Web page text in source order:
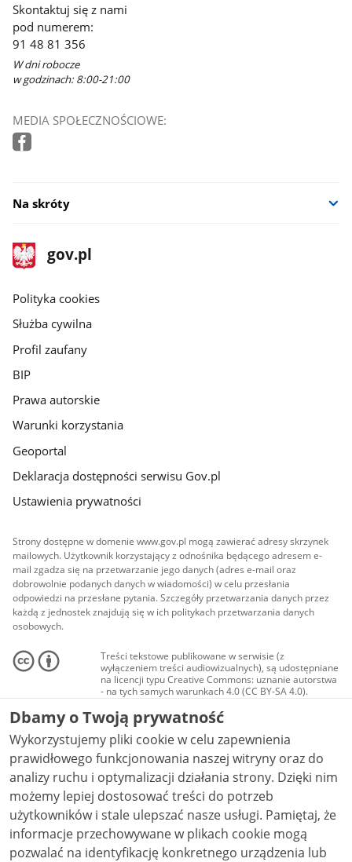
Skontaktuj się z nami
pod numerem:
91 48 81 356
W dni robocze
w godzinach: 8:00-21:00
MEDIA SPOŁECZNOŚCIOWE:
Na skróty
stopka
gov.pl
Strona
gov.pl
gov.pl
Polityka cookies
Służba cywilna
Profil zaufany
BIP
Prawa autorskie
Warunki korzystania
Geoportal
Deklaracja dostępności serwisu Gov.pl
Ustawienia prywatności
Strony dostępne w domenie www.gov.pl mogą zawierać adresy skrzynek
mailowych. Użytkownik korzystający z odnośnika będącego adresem e-
mail zgadza się na przetwarzanie jego danych (adres e-mail oraz
dobrowolnie podanych danych w wiadomości) w celu przesłania
odpowiedzi na przesłane pytania. Szczegóły przetwarzania danych przez
każdą z jednostek znajdują się w ich politykach przetwarzania danych
osobowych.
Treści tekstowe publikowane w serwisie (z
wyłączeniem treści audiowizualnych), są udostępniane
na licencji typu Creative Commons: uznanie autorstwa
- na tych samych warunkach 4.0 (CC BY-SA 4.0).
Materiały audiowizualne, w tym zdjęcia, materiały
audio i wideo, są udostępniane na licencji typu
Creative Commons: uznanie autorstwa użycie
niekomercyjne - bez utworów zależnych 4.0 (CC BY-
NC-ND 4.0), o ile nie jest to stwierdzone inaczej.
Dbamy o Twoją prywatność
Wykorzystujemy pliki cookie w celu zapewnienia
prawidłowego funkcjonowania naszej witryny oraz do
analizy ruchu i optymalizacji działania strony. Dzięki nim
możemy lepiej dostosować treści do potrzeb
użytkowników i stale ulepszać nasze usługi. Pamiętaj, że
informacje przechowywane w plikach cookie mogą
pozwalać na identyfikację konkretnego urządzenia lub